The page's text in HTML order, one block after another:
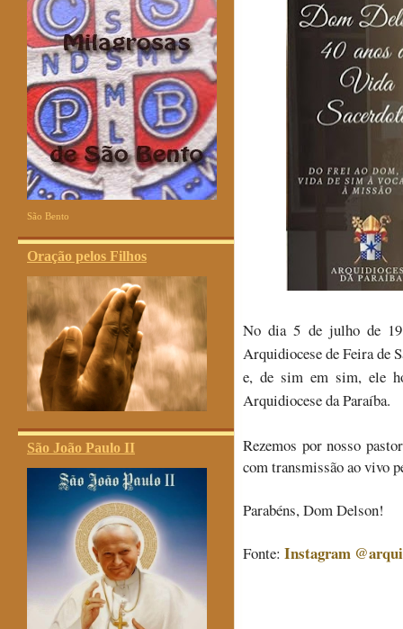
São Bento
Oração pelos Filhos
São João Paulo II
No dia 5 de julho de
Arquidiocese de Feira de
e, de sim em sim, ele
Arquidiocese da Paraíba.
Rezemos por nosso
com transmissão ao vivo
Parabéns, Dom Delson!
Fonte: Instagram